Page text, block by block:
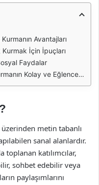
Avantajları
Kurmak İçin İpuçları
Faydalar
Kolay ve Eğlenceli Bir Yolu
metin tabanlı
sanal alanlardır.
katılımcılar,
sohbet edebilir veya
paylaşımlarını